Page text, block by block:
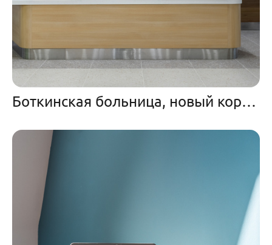
Боткинская больница, новый корпус. Мебель от компании Можарофф Мебель